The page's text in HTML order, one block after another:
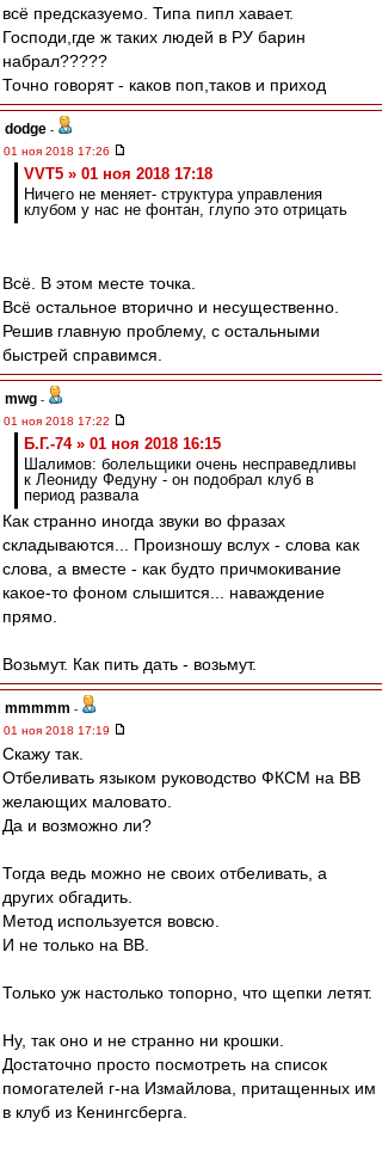
всё предсказуемо. Типа пипл хавает.
Господи,где ж таких людей в РУ барин
набрал?????
Точно говорят - каков поп,таков и приход
dodge -
01 ноя 2018 17:26
VVT5 » 01 ноя 2018 17:18
Ничего не меняет- структура управления
клубом у нас не фонтан, глупо это отрицать
Всё. В этом месте точка.
Всё остальное вторично и несущественно.
Решив главную проблему, с остальными
быстрей справимся.
mwg -
01 ноя 2018 17:22
Б.Г.-74 » 01 ноя 2018 16:15
Шалимов: болельщики очень несправедливы
к Леониду Федуну - он подобрал клуб в
период развала
Как странно иногда звуки во фразах
складываются... Произношу вслух - слова как
слова, а вместе - как будто причмокивание
какое-то фоном слышится... наваждение
прямо.
Возьмут. Как пить дать - возьмут.
mmmmm -
01 ноя 2018 17:19
Скажу так.
Отбеливать языком руководство ФКСМ на ВВ
желающих маловато.
Да и возможно ли?
Тогда ведь можно не своих отбеливать, а
других обгадить.
Метод используется вовсю.
И не только на ВВ.
Только уж настолько топорно, что щепки летят.
Ну, так оно и не странно ни крошки.
Достаточно просто посмотреть на список
помогателей г-на Измайлова, притащенных им
в клуб из Кенингсберга.